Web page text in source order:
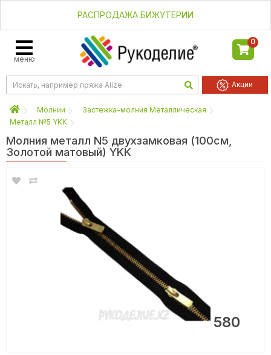
РАСПРОДАЖА БИЖУТЕРИИ
меню
0
Акции
Молнии
Застежка-молния Металлическая
Металл №5 YKK
Молния металл N5 двухзамковая (100см,
Золотой матовый) YKK
580